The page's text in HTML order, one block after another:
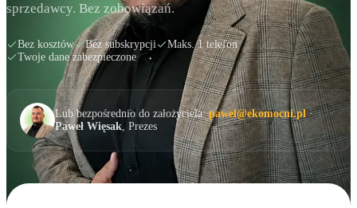
sprzedawcy. Bez zobowiązań.
Bez kosztów Bez subskrypcji
Maks. 1 telefon
Twoje dane zabezpieczone
Lub bezpośrednio do założyciela:pawel@ekomocni.pl·
Paweł Więsak, Prezes